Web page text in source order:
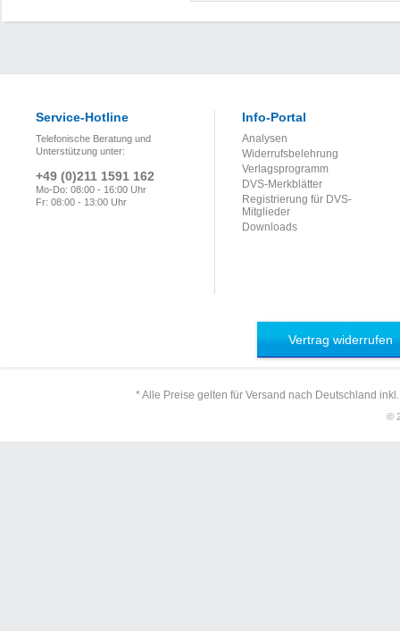
Service-Hotline
Telefonische Beratung und
Unterstützung unter:
+49 (0)211 1591 162
Mo-Do: 08:00 - 16:00 Uhr
Fr: 08:00 - 13:00 Uhr
Info-Portal
Analysen
Widerrufsbelehrung
Verlagsprogramm
DVS-Merkblätter
Registrierung für DVS-
Mitglieder
Downloads
Vertrag widerrufen
* Alle Preise gelten für Versand nach Deutschland
©